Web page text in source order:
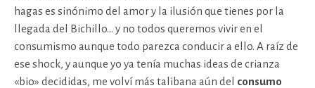
hagas es sinónimo del amor y la ilusión que tienes por la
llegada del Bichillo… y no todos queremos vivir en el
consumismo aunque todo parezca conducir a ello. A raíz de
ese shock, y aunque yo ya tenía muchas ideas de crianza
«bio» decididas, me volví más talibana aún del consumo